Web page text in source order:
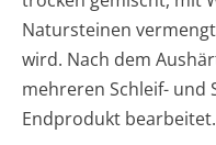
Natursteinen
wird. Nach dem
mehreren Schleif- und
Endprodukt bearbeitet.